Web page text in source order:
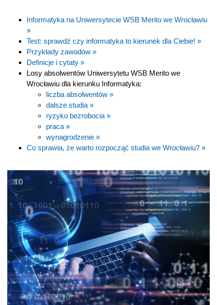
Informatyka na Uniwersytecie WSB Merito we Wrocławiu
»
Test: sprawdź czy informatyka to kierunek dla Ciebie! »
Przykłady zawodów »
Definicje i cytaty »
Losy absolwentów Uniwersytetu WSB Merito we
Wrocławiu dla kierunku Informatyka:
liczba absolwentów »
dalsze studia »
ryzyko bezrobocia »
praca »
wynagrodzenie »
Co sprawia, że warto rozpocząć studia we Wrocławiu? »